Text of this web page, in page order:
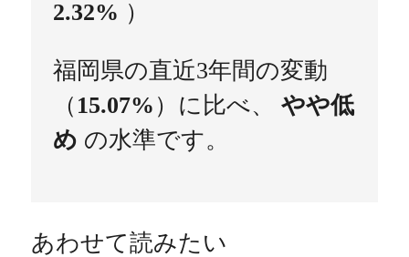
2.32% ）
福岡県の直近3年間の変動
（ 15.07% ）に比べ、
やや低
め の水準です。
あわせて読みたい